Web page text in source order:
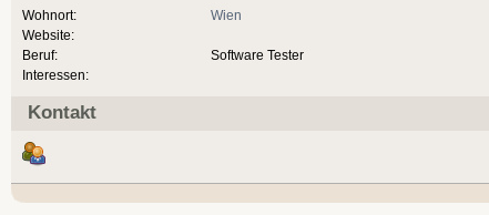
Wohnort:
Website:
Beruf:
Interessen:
Wien
Software Tester
Kontakt